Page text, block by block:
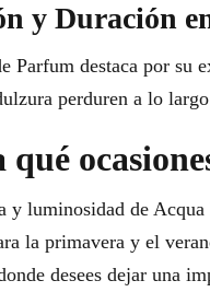
y Duración
Parfum destaca por su
perduren a lo
qué
y luminosidad de
la primavera y el
desees dejar una